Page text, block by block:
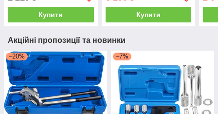
Купити
F10310
Купити
Акційні пропозиції та новинки
–20% –7%